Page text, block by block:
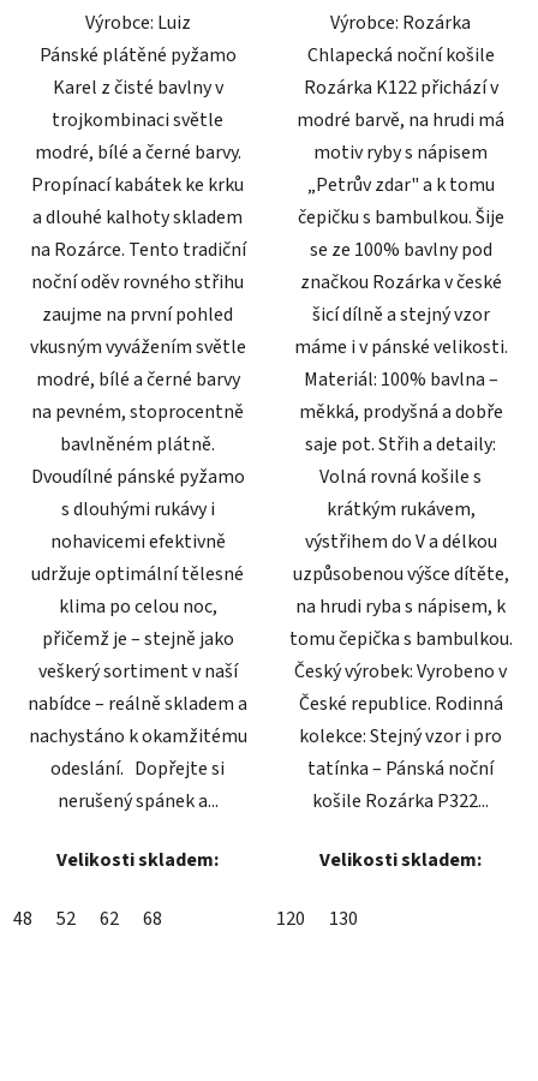
hvězdiček.
Výrobce: Luiz
Pánské plátěné pyžamo
Karel z čisté bavlny v
trojkombinaci světle
modré, bílé a černé barvy.
Propínací kabátek ke krku
a dlouhé kalhoty skladem
na Rozárce. Tento tradiční
noční oděv rovného střihu
zaujme na první pohled
vkusným vyvážením světle
modré, bílé a černé barvy
na pevném, stoprocentně
bavlněném plátně.
Dvoudílné pánské pyžamo
s dlouhými rukávy i
nohavicemi efektivně
udržuje optimální tělesné
klima po celou noc,
přičemž je – stejně jako
veškerý sortiment v naší
nabídce – reálně skladem a
nachystáno k okamžitému
odeslání. Dopřejte si
nerušený spánek a...
Velikosti skladem:
48 52 62 68
hvězdiček.
Výrobce: Rozárka
Chlapecká noční košile
Rozárka K122 přichází v
modré barvě, na hrudi má
motiv ryby s nápisem
„Petrův zdar" a k tomu
čepičku s bambulkou. Šije
se ze 100% bavlny pod
značkou Rozárka v české
šicí dílně a stejný vzor
máme i v pánské velikosti.
Materiál: 100% bavlna –
měkká, prodyšná a dobře
saje pot. Střih a detaily:
Volná rovná košile s
krátkým rukávem,
výstřihem do V a délkou
uzpůsobenou výšce dítěte,
na hrudi ryba s nápisem, k
tomu čepička s bambulkou.
Český výrobek: Vyrobeno v
České republice. Rodinná
kolekce: Stejný vzor i pro
tatínka – Pánská noční
košile Rozárka P322...
Velikosti skladem:
120 130